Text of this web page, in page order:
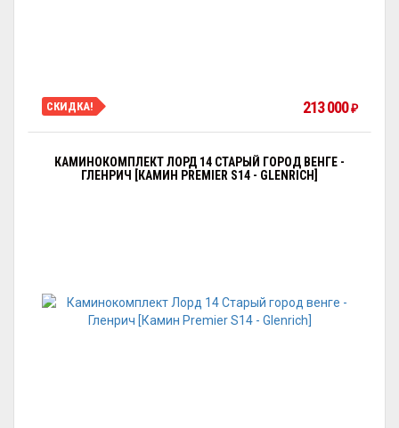
СКИДКА! 213 000₽
КАМИНОКОМПЛЕКТ ЛОРД 14 СТАРЫЙ ГОРОД ВЕНГЕ -
ГЛЕНРИЧ [КАМИН PREMIER S14 - GLENRICH]